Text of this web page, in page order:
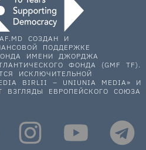
СОЗДАН И
ПОДДЕРЖКЕ
ИМЕНИ ДЖОРДЖА
ФОНДА (GMF TF).
ИСКЛЮЧИТЕЛЬНОЙ
BIRLII – UNIUNIA MEDIA» И
ВЗГЛЯДЫ ЕВРОПЕЙСКОГО СОЮЗА